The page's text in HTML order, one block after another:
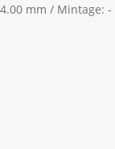
mm / Mintage: -